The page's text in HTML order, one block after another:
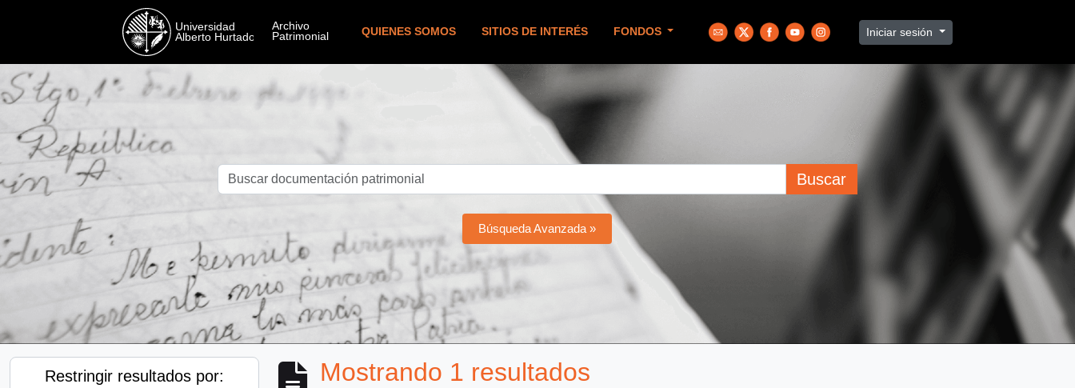
QUIENES SOMOS SITIOS DE INTERÉS FONDOS Iniciar sesión
Buscar
Búsqueda Avanzada »
Restringir resultados por: Mostrando 1 resultados